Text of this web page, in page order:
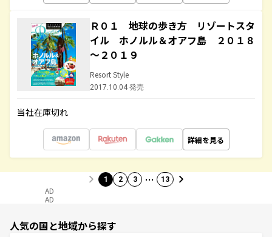
Ｒ０１ 地球の歩き方 リゾートスタ
イル ホノルル＆オアフ島 ２０１８
～２０１９
Resort Style
2017.10.04 発売
当社在庫切れ
詳細を見る
1 2 3 … 13
AD
AD
人気の国と地域から探す